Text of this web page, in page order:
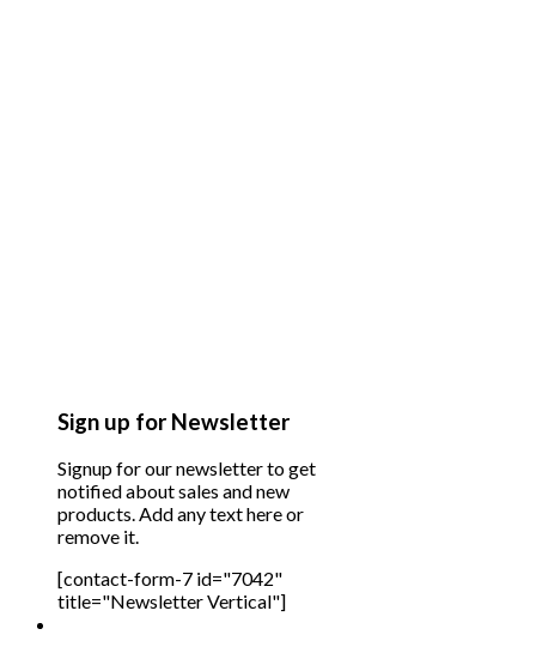
Sign up for Newsletter
Signup for our newsletter to get
notified about sales and new
products. Add any text here or
remove it.
[contact-form-7 id="7042"
title="Newsletter Vertical"]